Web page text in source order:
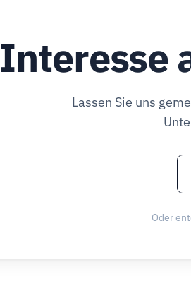
Interesse
Lassen Sie uns
Oder